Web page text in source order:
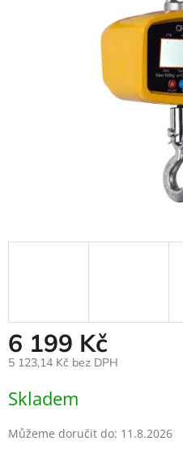
6 199 Kč
5 123,14 Kč bez DPH
cena:
Skladem
Můžeme doručit do: 11.8.2026